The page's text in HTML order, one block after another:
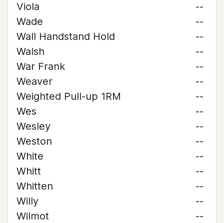
Viola
--
Wade
--
Wall Handstand Hold
--
Walsh
--
War Frank
--
Weaver
--
Weighted Pull-up 1RM
--
Wes
--
Wesley
--
Weston
--
White
--
Whitt
--
Whitten
--
Willy
--
Wilmot
--